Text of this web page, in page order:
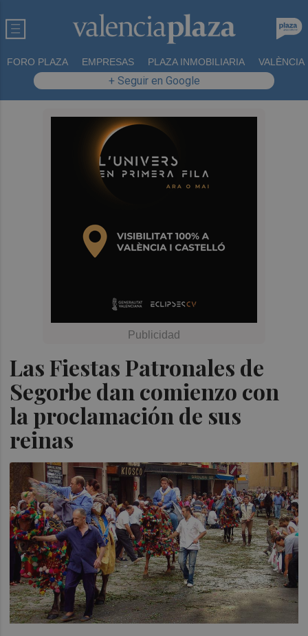
FORO PLAZA EMPRESAS PLAZA INMOBILIARIA VALÈNCIA
+ Seguir en Google
Las Fiestas Patronales de
Segorbe dan comienzo con
la proclamación de sus
reinas